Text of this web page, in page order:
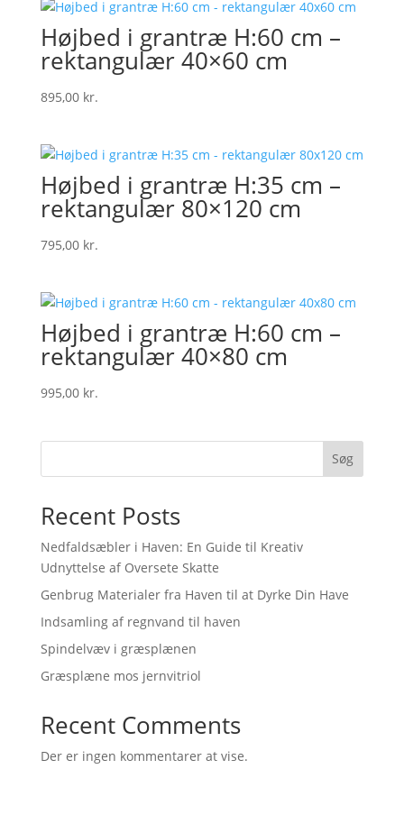
Højbed i grantræ H:60 cm –
rektangulær 40×60 cm
895,00 kr.
Højbed i grantræ H:35 cm –
rektangulær 80×120 cm
795,00 kr.
Højbed i grantræ H:60 cm –
rektangulær 40×80 cm
995,00 kr.
Søg
Recent Posts
Nedfaldsæbler i Haven: En Guide til Kreativ
Udnyttelse af Oversete Skatte
Genbrug Materialer fra Haven til at Dyrke Din Have
Indsamling af regnvand til haven
Spindelvæv i græsplænen
Græsplæne mos jernvitriol
Recent Comments
Der er ingen kommentarer at vise.